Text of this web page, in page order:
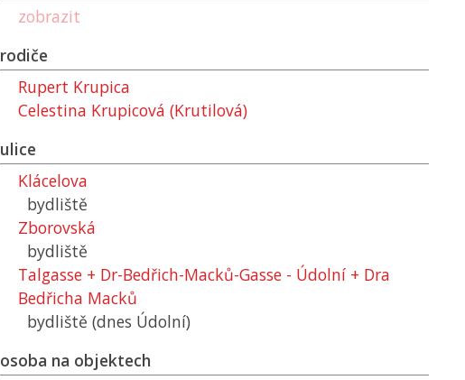
zobrazit
rodiče
Rupert Krupica
Celestina Krupicová (Krutilová)
ulice
Klácelova
bydliště
Zborovská
bydliště
Talgasse + Dr-Bedřich-Macků-Gasse - Údolní + Dra
Bedřicha Macků
bydliště (dnes Údolní)
osoba na objektech